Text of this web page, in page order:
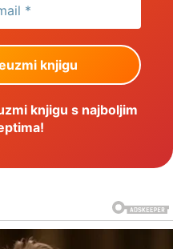
knjigu s najboljim